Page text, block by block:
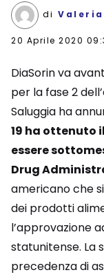
di
20 Aprile 2020
DiaSorin va
per la fase 2
Saluggia ha
19 ha ottenuto
essere
Drug
americano che
dei prodotti
l’approvazione
statunitense. La
precedenza di